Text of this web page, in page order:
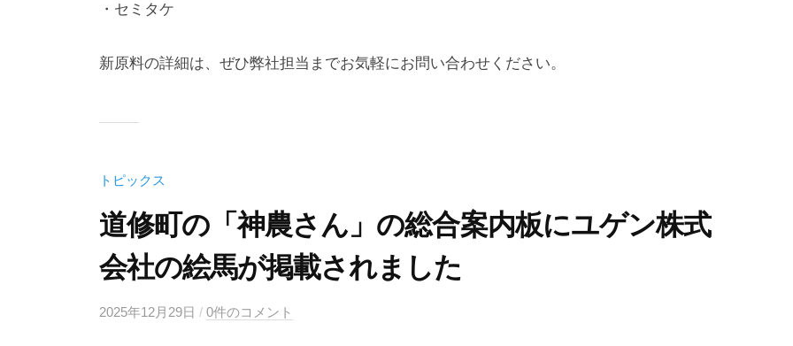
・セミタケ
新原料の詳細は、ぜひ弊社担当までお気軽にお問い合わせください。
トピックス
道修町の「神農さん」の総合案内板にユゲン株式
会社の絵馬が掲載されました
2025年12月29日 b/ 0件のコメント